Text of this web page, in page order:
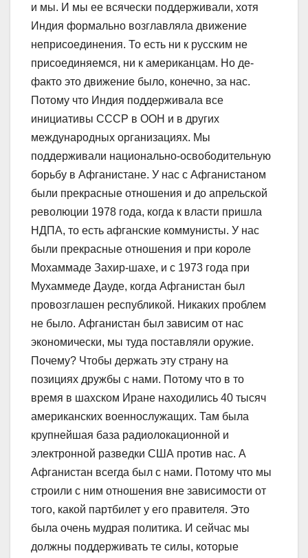
и мы. И мы ее всячески поддерживали, хотя
Индия формально возглавляла движение
неприсоединения. То есть ни к русским не
присоединяемся, ни к американцам. Но де-
факто это движение было, конечно, за нас.
Потому что Индия поддерживала все
инициативы СССР в ООН и в других
международных организациях. Мы
поддерживали национально-освободительную
борьбу в Афганистане. У нас с Афганистаном
были прекрасные отношения и до апрельской
революции 1978 года, когда к власти пришла
НДПА, то есть афганские коммунисты. У нас
были прекрасные отношения и при короле
Мохаммаде Захир-шахе, и с 1973 года при
Мухаммеде Дауде, когда Афганистан был
провозглашен республикой. Никаких проблем
не было. Афганистан был зависим от нас
экономически, мы туда поставляли оружие.
Почему? Чтобы держать эту страну на
позициях дружбы с нами. Потому что в то
время в шахском Иране находились 40 тысяч
американских военнослужащих. Там была
крупнейшая база радиолокационной и
электронной разведки США против нас. А
Афганистан всегда был с нами. Потому что мы
строили с ним отношения вне зависимости от
того, какой партбилет у его правителя. Это
была очень мудрая политика. И сейчас мы
должны поддерживать те силы, которые